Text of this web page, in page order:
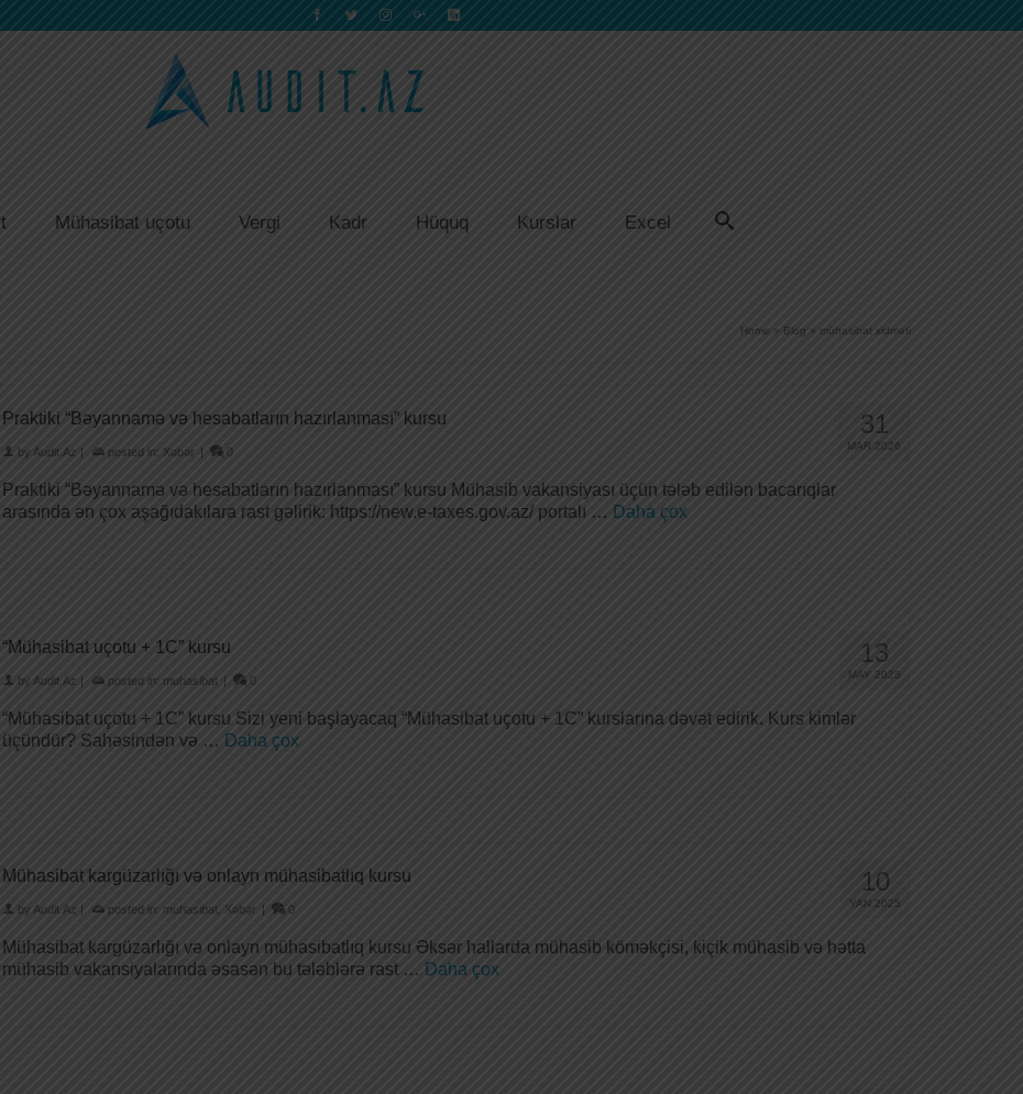
Mühasibat uçotu Vergi Kadr Hüquq Kurslar Excel
Home » Blog » mühasibat xidməti
31
MAR 2026
Praktiki “Bəyannamə və hesabatların hazırlanması” kursu
by Audit.Az | posted in: Xəbər | 0
Praktiki “Bəyannamə və hesabatların hazırlanması” kursu Mühasib vakansiyası üçün tələb edilən bacarıqlar
arasında ən çox aşağıdakılara rast gəlirik: https://new.e-taxes.gov.az/ portalı … Daha çox
13
MAY 2025
“Mühasibat uçotu + 1C” kursu
by Audit.Az | posted in: muhasibat | 0
“Mühasibat uçotu + 1C” kursu Sizi yeni başlayacaq “Mühasibat uçotu + 1C” kurslarına dəvət edirik. Kurs kimlər
üçündür? Sahəsindən və … Daha çox
10
YAN 2025
Mühasibat kargüzarlığı və onlayn mühasibatlıq kursu
by Audit.Az | posted in: muhasibat, Xəbər | 0
Mühasibat kargüzarlığı və onlayn mühasibatlıq kursu Əksər hallarda mühasib köməkçisi, kiçik mühasib və hətta
mühasib vakansiyalarında əsasən bu tələblərə rast … Daha çox